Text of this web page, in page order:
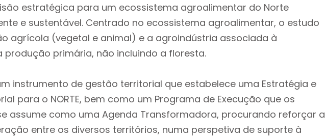
estratégica para um ecossistema agroalimentar do Norte
e sustentável. Centrado no ecossistema agroalimentar, o estudo
agrícola (vegetal e animal) e a agroindústria associada à
primária, não incluindo a floresta.
um instrumento de gestão territorial que estabelece uma Estratégia e
para o NORTE, bem como um Programa de Execução que os
assume como uma Agenda Transformadora, procurando reforçar a
entre os diversos territórios, numa perspetiva de suporte à